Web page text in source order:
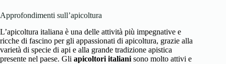
Approfondimenti sull’apicoltura
L’apicoltura italiana è una delle attività più impegnative e
ricche di fascino per gli appassionati di apicoltura, grazie alla
varietà di specie di api e alla grande tradizione apistica
presente nel paese. Gli apicoltori italiani sono molto attivi e